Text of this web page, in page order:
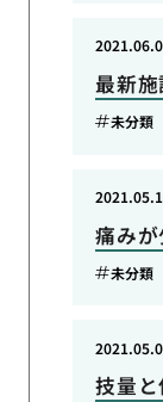
最新
未分類
痛み
未分類
技量と